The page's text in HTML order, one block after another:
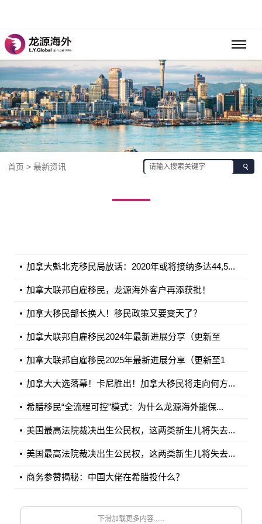
首页 > 最新资讯
加拿大魁北克移民局放话：2020年或将接纳多达44,5...
加拿大联邦自雇移民，龙源海外客户再添获批！
加拿大移民部长换人！移民政策又要变天了？
加拿大联邦自雇移民2024年最新进展分享（更新至
11...
加拿大联邦自雇移民2025年最新进展分享（更新至1
月...
加拿大大选落幕！卡尼胜出！加拿大移民将走向何方...
希腊移民“全流程可控”模式：为什么龙源海外能保...
美国最高法院裁决出生公民权，这两类新生儿将失去...
美国最高法院裁决出生公民权，这两类新生儿将失去...
商务参赞揭秘：中国大佬在希腊投什么？
下滑加载更多内容......